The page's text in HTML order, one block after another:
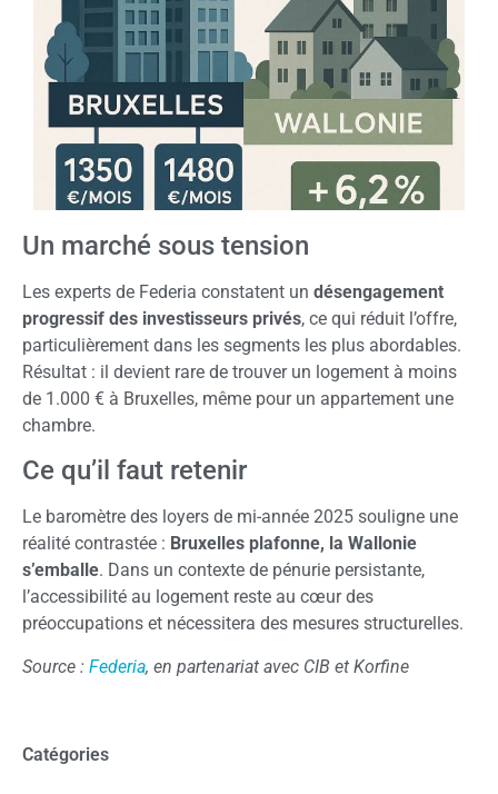
Un marché sous tension
Les experts de Federia constatent un désengagement
progressif des investisseurs privés, ce qui réduit l’offre,
particulièrement dans les segments les plus abordables.
Résultat : il devient rare de trouver un logement à moins
de 1.000 € à Bruxelles, même pour un appartement une
chambre.
Ce qu’il faut retenir
Le baromètre des loyers de mi-année 2025 souligne une
réalité contrastée : Bruxelles plafonne, la Wallonie
s’emballe. Dans un contexte de pénurie persistante,
l’accessibilité au logement reste au cœur des
préoccupations et nécessitera des mesures structurelles.
Source : Federia, en partenariat avec CIB et Korfine
Catégories